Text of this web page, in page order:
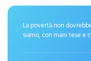
La povertà non
siamo, con mani tese e